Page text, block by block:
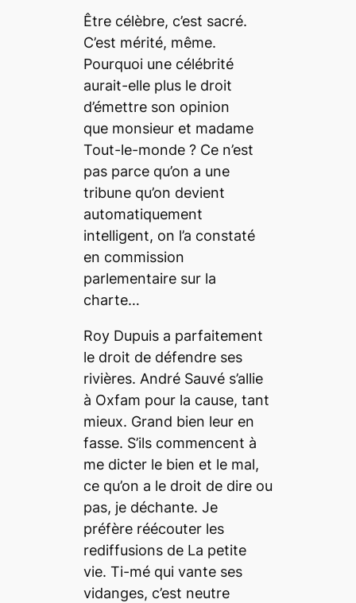
Être célèbre, c’est sacré.
C’est mérité, même.
Pourquoi une célébrité
aurait-elle plus le droit
d’émettre son opinion
que monsieur et madame
Tout-le-monde ? Ce n’est
pas parce qu’on a une
tribune qu’on devient
automatiquement
intelligent, on l’a constaté
en commission
parlementaire sur la
charte…
Roy Dupuis a parfaitement
le droit de défendre ses
rivières. André Sauvé s’allie
à Oxfam pour la cause, tant
mieux. Grand bien leur en
fasse. S’ils commencent à
me dicter le bien et le mal,
ce qu’on a le droit de dire ou
pas, je déchante. Je
préfère réécouter les
rediffusions de La petite
vie. Ti-mé qui vante ses
vidanges, c’est neutre